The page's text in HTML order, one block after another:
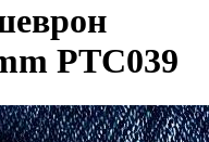
PTC039